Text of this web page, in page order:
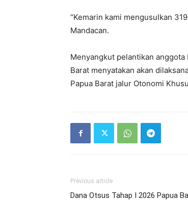
“Kemarin kami mengusulkan
Mandacan.
Menyangkut pelantikan anggota
Barat menyatakan akan
Papua Barat jalur Otonomi
Previous article
Dana Otsus Tahap I 2026 Papua